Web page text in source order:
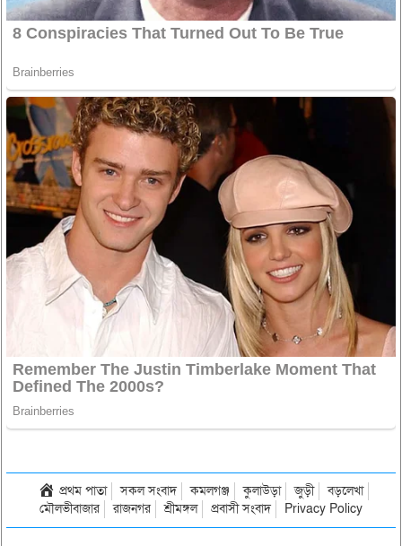
প্রথম পাতা সকল সংবাদ কমলগঞ্জ কুলাউড়া জুড়ী
বড়লেখা
মৌলভীবাজার
রাজনগর শ্রীমঙ্গল প্রবাসী সংবাদ Privacy Policy